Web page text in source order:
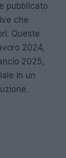
pubblicato
che
Queste
2024,
2025,
in un